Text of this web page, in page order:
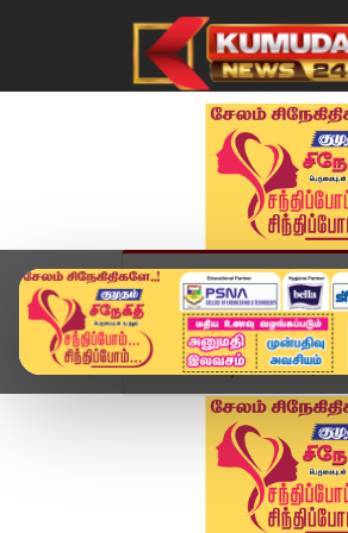
முகப்பு விளையாட்டு
Home வீடியோ ஸ்டோரி